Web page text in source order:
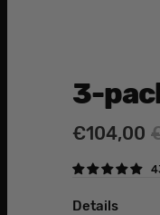
3-
Sale
price
€104,00
Details